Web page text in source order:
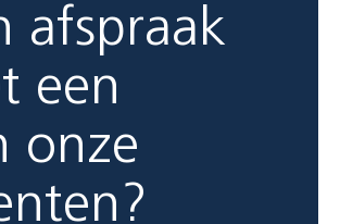
afspraak
een
onze